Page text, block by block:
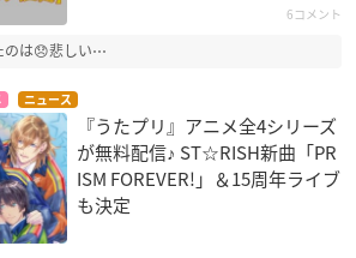
6コメント
のは😞悲しい⋯
ニュース
『うたプリ』アニメ全4シリーズ
が無料配信♪ ST☆RISH新曲「PR
ISM FOREVER!」＆15周年ライブ
も決定